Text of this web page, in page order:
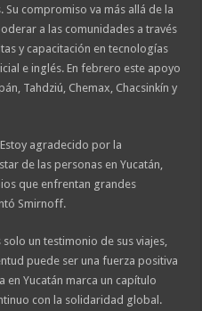
Su compromiso va más allá de la
a las comunidades a través
y capacitación en tecnologías
e inglés. En febrero este apoyo
Tahdziú, Chemax, Chacsinkín y
agradecido por la
de las personas en Yucatán,
que enfrentan grandes
Smirnoff.
un testimonio de sus viajes,
puede ser una fuerza positiva
en Yucatán marca un capítulo
con la solidaridad global.